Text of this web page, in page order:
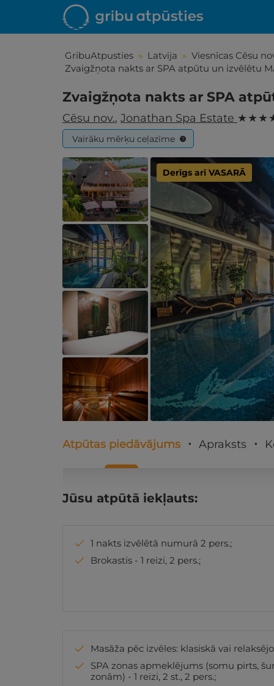
GribuAtpusties » Latvija » Viesnīcas Cēsu
Zvaigžņota nakts ar SPA atpūtu un izvēlētu
Zvaigžņota nakts ar SPA
Cēsu nov., Jonathan Spa Estate ★ ★ ★
Vairāku mērķu ceļazīme ?
Derīgs arī VASARĀ
Līdz
Atpūtas piedāvājums Apraksts
Jūsu atpūtā iekļauts:
1 nakts izvēlētā numurā 2 pers.;
Brokastis - 1 reizi, 2 pers.;
Masāža pēc izvēles: klasiskā vai
SPA zonas apmeklējums (somu pirts,
zonām) - 1 reizi, 2 st., 2 pers.;